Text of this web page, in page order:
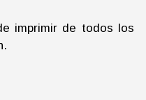
imprimir de todos los